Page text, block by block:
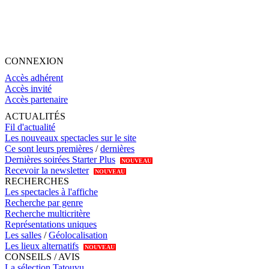
CONNEXION
Accès adhérent
Accès invité
Accès partenaire
ACTUALITÉS
Fil d'actualité
Les nouveaux spectacles sur le site
Ce sont leurs premières /dernières
Dernières soirées Starter Plus
NOUVEAU
Recevoir la newsletter NOUVEAU
RECHERCHES
Les spectacles à l'affiche
Recherche par genre
Recherche multicritère
Représentations uniques
Les salles /Géolocalisation
Les lieux alternatifs
NOUVEAU
CONSEILS / AVIS